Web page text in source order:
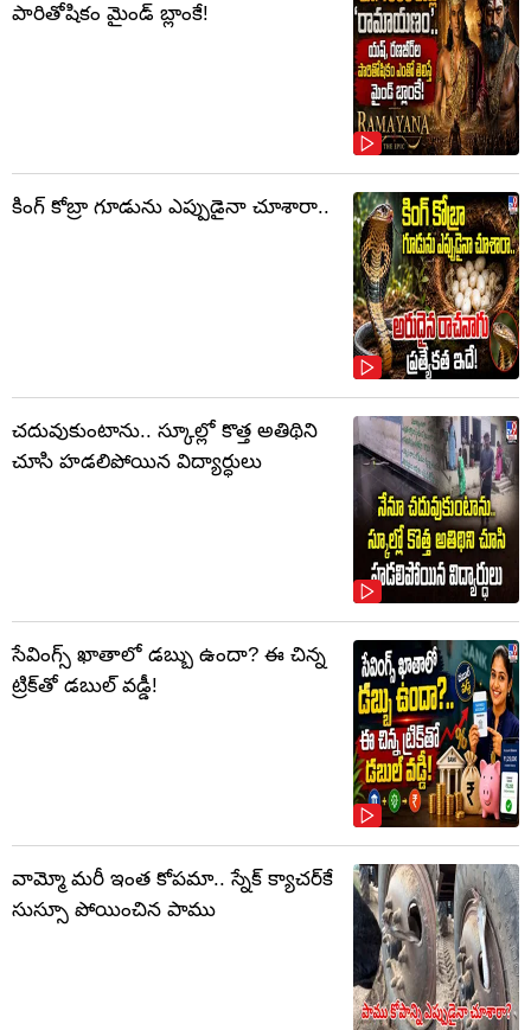
పారితోషికం మైండ్‌ బ్లాంకే!
కింగ్ కోబ్రా గూడును ఎప్పుడైనా చూశారా..
చదువుకుంటాను.. స్కూల్లో కొత్త అతిథిని
చూసి హడలిపోయిన విద్యార్ధులు
సేవింగ్స్ ఖాతాలో డబ్బు ఉందా? ఈ చిన్న
ట్రిక్‌తో డబుల్ వడ్డీ!
వామ్మో మరీ ఇంత కోపమా.. స్నేక్ క్యాచర్‌కే
సుస్సూ పోయించిన పాము